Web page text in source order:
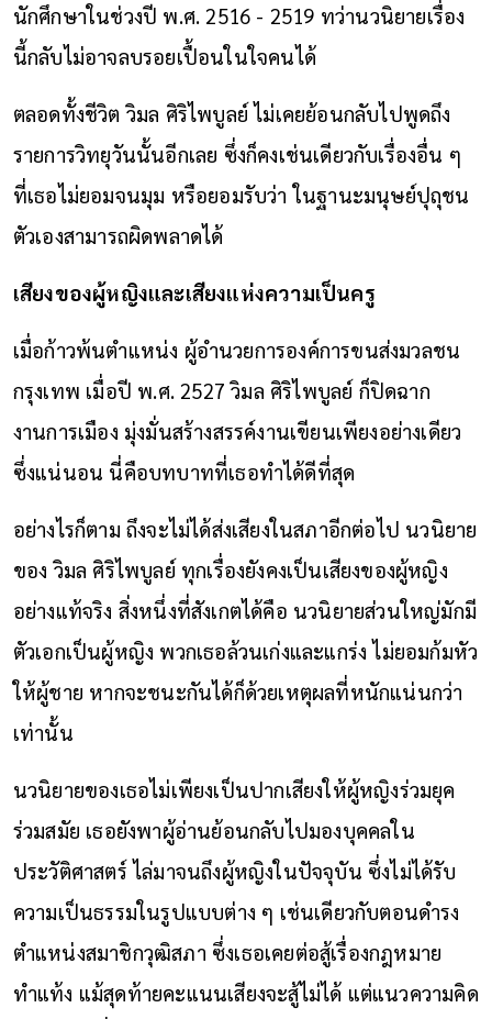
นักศึกษาในช่วงปี พ.ศ. 2516 - 2519 ทว่านวนิยายเรื่อง
นี้กลับไม่อาจลบรอยเปื้อนในใจคนได้
ตลอดทั้งชีวิต วิมล ศิริไพบูลย์ ไม่เคยย้อนกลับไปพูดถึง
รายการวิทยุวันนั้นอีกเลย ซึ่งก็คงเช่นเดียวกับเรื่องอื่น ๆ
ที่เธอไม่ยอมจนมุม หรือยอมรับว่า ในฐานะมนุษย์ปุถุชน
ตัวเองสามารถผิดพลาดได้
เสียงของผู้หญิงและเสียงแห่งความเป็นครู
เมื่อก้าวพ้นตำแหน่ง ผู้อำนวยการองค์การขนส่งมวลชน
กรุงเทพ เมื่อปี พ.ศ. 2527 วิมล ศิริไพบูลย์ ก็ปิดฉาก
งานการเมือง มุ่งมั่นสร้างสรรค์งานเขียนเพียงอย่างเดียว
ซึ่งแน่นอน นี่คือบทบาทที่เธอทำได้ดีที่สุด
อย่างไรก็ตาม ถึงจะไม่ได้ส่งเสียงในสภาอีกต่อไป นวนิยาย
ของ วิมล ศิริไพบูลย์ ทุกเรื่องยังคงเป็นเสียงของผู้หญิง
อย่างแท้จริง สิ่งหนึ่งที่สังเกตได้คือ นวนิยายส่วนใหญ่มักมี
ตัวเอกเป็นผู้หญิง พวกเธอล้วนเก่งและแกร่ง ไม่ยอมก้มหัว
ให้ผู้ชาย หากจะชนะกันได้ก็ด้วยเหตุผลที่หนักแน่นกว่า
เท่านั้น
นวนิยายของเธอไม่เพียงเป็นปากเสียงให้ผู้หญิงร่วมยุค
ร่วมสมัย เธอยังพาผู้อ่านย้อนกลับไปมองบุคคลใน
ประวัติศาสตร์ ไล่มาจนถึงผู้หญิงในปัจจุบัน ซึ่งไม่ได้รับ
ความเป็นธรรมในรูปแบบต่าง ๆ เช่นเดียวกับตอนดำรง
ตำแหน่งสมาชิกวุฒิสภา ซึ่งเธอเคยต่อสู้เรื่องกฎหมาย
ทำแท้ง แม้สุดท้ายคะแนนเสียงจะสู้ไม่ได้ แต่แนวความคิด